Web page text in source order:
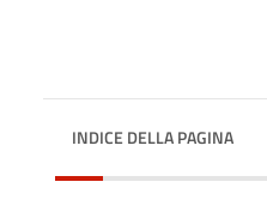
INDICE DELLA PAGINA